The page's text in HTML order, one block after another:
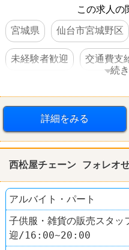
この求人の
宮城県
仙台市宮城野区
未経験者歓迎 交通費支
続
詳細をみる
西松屋チェーン フォレオ
アルバイト・パート
子供服・雑貨の販売スタ
迎/16:00~20:00